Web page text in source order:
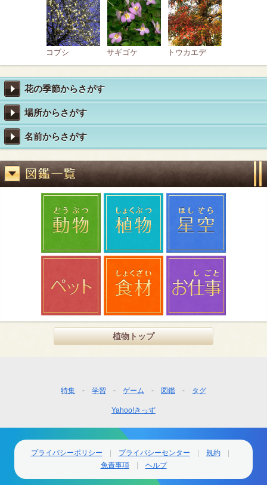
コブシ サギゴケ トウカエデ
花の季節からさがす
場所からさがす
名前からさがす
植物トップ
ー
ナ
ビ
特集 学習 ゲーム 図鑑 タグ
Yahoo!きっず
プライバシーポリシー プライバシーセンター
規約
免責事項
ヘルプ